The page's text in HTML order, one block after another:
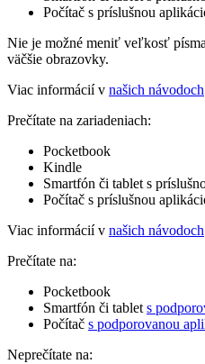
Počítač s príslušnou
Nie je možné meniť veľkosť
väčšie obrazovky.
Viac informácií v našich návodoch
Prečítate na zariadeniach:
Pocketbook
Kindle
Smartfón či tablet s
Počítač s príslušnou
Viac informácií v našich návodoch
Prečítate na:
Pocketbook
Smartfón či tablet s
Počítač s podporovanou
Neprečítate na: